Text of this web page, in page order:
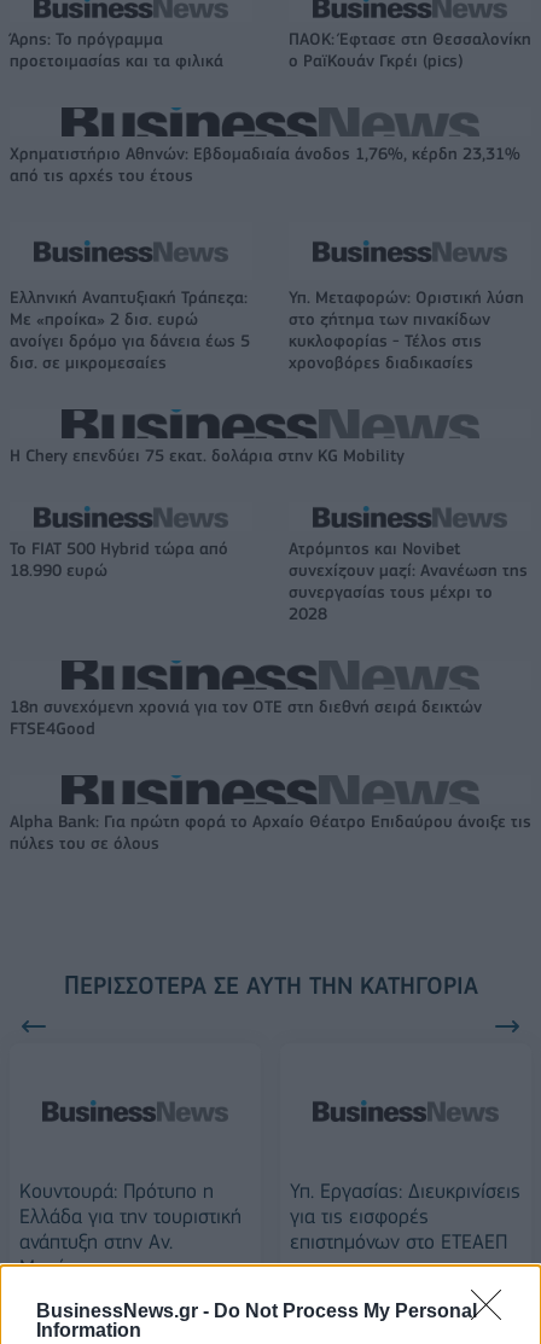
BusinessNews.gr - Do Not Process My Personal
Information
Άρης: Το πρόγραμμα
προετοιμασίας και τα φιλικά
ΠΑΟΚ: Έφτασε στη Θεσσαλονίκη
ο ΡαϊΚουάν Γκρέι (pics)
Χρηματιστήριο Αθηνών: Εβδομαδιαία άνοδος 1,76%, κέρδη 23,31%
από τις αρχές του έτους
Ελληνική Αναπτυξιακή Τράπεζα:
Με «προίκα» 2 δισ. ευρώ
ανοίγει δρόμο για δάνεια έως 5
δισ. σε μικρομεσαίες
Υπ. Μεταφορών: Οριστική λύση
στο ζήτημα των πινακίδων
κυκλοφορίας - Τέλος στις
χρονοβόρες διαδικασίες
Η Chery επενδύει 75 εκατ. δολάρια στην KG Mobility
Το FIAT 500 Hybrid τώρα από
18.990 ευρώ
Ατρόμητος και Novibet
συνεχίζουν μαζί: Ανανέωση της
συνεργασίας τους μέχρι το
2028
18η συνεχόμενη χρονιά για τον ΟΤΕ στη διεθνή σειρά δεικτών
FTSE4Good
Alpha Bank: Για πρώτη φορά το Αρχαίο Θέατρο Επιδαύρου άνοιξε τις
πύλες του σε όλους
ΠΕΡΙΣΣΌΤΕΡΑ ΣΕ ΑΥΤΉ ΤΗΝ ΚΑΤΗΓΟΡΊΑ
Κουντουρά: Πρότυπο η
Ελλάδα για την τουριστική
ανάπτυξη στην Αν.
Μεσόγειο
20/03/2019 - 02:00
Υπ. Εργασίας: Διευκρινίσεις
για τις εισφορές
επιστημόνων στο ΕΤΕΑΕΠ